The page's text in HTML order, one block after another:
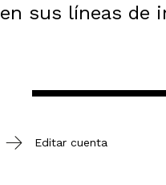
en sus líneas de
Editar cuenta